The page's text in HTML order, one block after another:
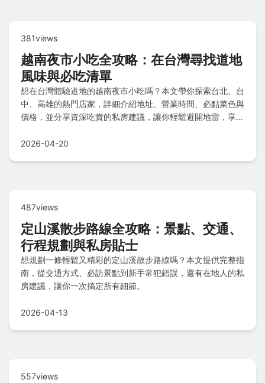
381views
越南夜市小吃全攻略：在台灣尋找道地
風味與必吃清單
想在台灣體驗道地的越南夜市小吃嗎？本文帶你探索台北、台
中、高雄的熱門店家，詳細介紹地址、營業時間、必點菜色與
價格，並分享資深吃貨的私房建議，讓你輕鬆避開地雷，享受
2026-04-20
487views
定山溪散步路線全攻略：景點、交通、
行程規劃與私房貼士
想規劃一條輕鬆又精彩的定山溪散步路線嗎？本文提供完整指
南，從交通方式、必訪景點到新手常犯錯誤，還有在地人的私
房建議，讓你一次搞定所有細節。
2026-04-13
557views